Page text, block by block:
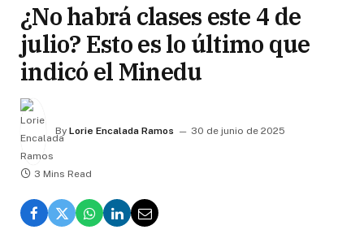
¿No habrá clases este 4 de
julio? Esto es lo último que
indicó el Minedu
By Lorie Encalada Ramos 30 de junio de 2025
3 Mins Read